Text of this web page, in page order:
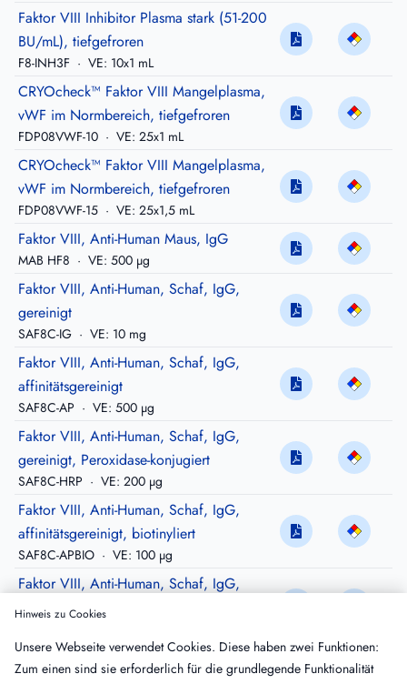
Faktor VIII Inhibitor Plasma stark (51-200
BU/mL), tiefgefroren
F8-INH3F · VE: 10x1 mL
CRYOcheck™ Faktor VIII Mangelplasma,
vWF im Normbereich, tiefgefroren
FDP08VWF-10 · VE: 25x1 mL
CRYOcheck™ Faktor VIII Mangelplasma,
vWF im Normbereich, tiefgefroren
FDP08VWF-15 · VE: 25x1,5 mL
Faktor VIII, Anti-Human Maus, IgG
MAB HF8 · VE: 500 µg
Faktor VIII, Anti-Human, Schaf, IgG,
gereinigt
SAF8C-IG · VE: 10 mg
Faktor VIII, Anti-Human, Schaf, IgG,
affinitätsgereinigt
SAF8C-AP · VE: 500 µg
Faktor VIII, Anti-Human, Schaf, IgG,
gereinigt, Peroxidase-konjugiert
SAF8C-HRP · VE: 200 µg
Faktor VIII, Anti-Human, Schaf, IgG,
affinitätsgereinigt, biotinyliert
SAF8C-APBIO · VE: 100 µg
Faktor VIII, Anti-Human, Schaf, IgG,
affinitätsgereinigt, FITC-konjugiert
Faktor VIII, Anti-Hund, Schaf, IgG,
Hinweis zu Cookies
Unsere Webseite verwendet Cookies. Diese haben zwei Funktionen:
Zum einen sind sie erforderlich für die grundlegende Funktionalität